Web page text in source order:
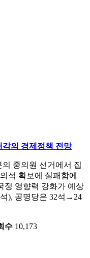
의 경제정책 전망
중의원 선거에서 집
석 확보에 실패함에
정 영향력 강화가 예상
), 공명당은 32석→24
수 10,173